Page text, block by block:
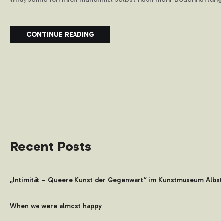
CONTINUE READING
Recent Posts
„Intimität – Queere Kunst der Gegenwart“ im Kunstmuseum
When we were almost happy